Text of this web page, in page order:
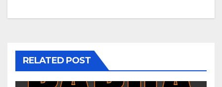
RELATED POST